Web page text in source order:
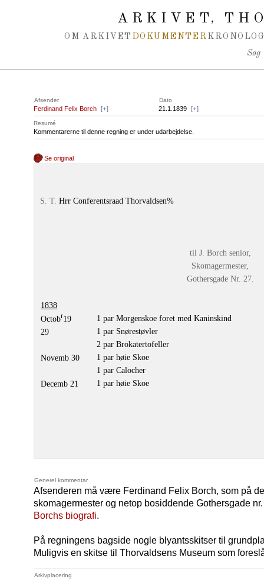
ARKIVET,
OM ARKIVET DOKUMENTER
Søg
Afsender Dato
Ferdinand Felix Borch [+] 21.1.1839 [+]
Resumé
Kommentarerne til denne regning er under udarbejdelse.
Se original
S. T. Hrr Conferentsraad Thorvaldsen%
til J. Borch senior,
Skomagermester,
Gothersgade Nr. 27.
1838
Octobr19
29
Novemb 30
Decemb 21
1 par Morgenskoe foret med Kaninskind
1 par Snørestøvler
2 par Brokatertofeller
1 par høie Skoe
1 par Calocher
1 par høie Skoe
Generel kommentar
Afsenderen må være Ferdinand Felix Borch, som på
skomagermester og netop bosiddende Gothersgade
Borchs biografi.
På regningens bagside nogle blyantsskitser til
Muligvis en skitse til Thorvaldsens Museum som
Arkivplacering